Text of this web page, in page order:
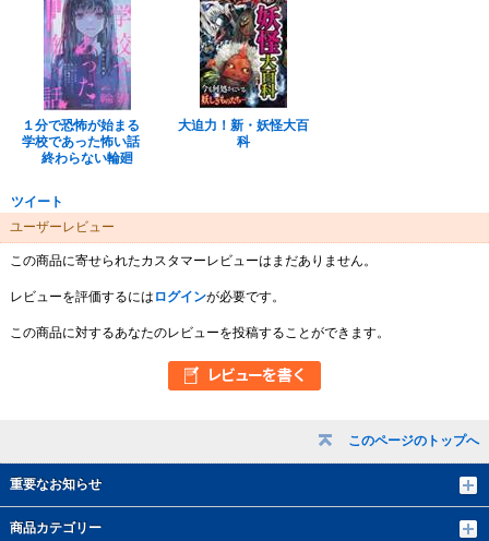
このページのトップへ
重要なお知らせ
商品カテゴリー
１分で恐怖が始まる
学校であった怖い話
終わらない輪廻
大迫力！新・妖怪大百
科
ツイート
ユーザーレビュー
この商品に寄せられたカスタマーレビューはまだありません。
レビューを評価するには ログインが必要です。
この商品に対するあなたのレビューを投稿することができます。